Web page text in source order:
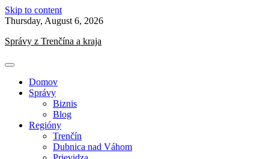
Skip to content
Thursday, August 6, 2026
Správy z Trenčína a kraja
Domov
Správy
Biznis
Blog
Regióny
Trenčín
Dubnica nad Váhom